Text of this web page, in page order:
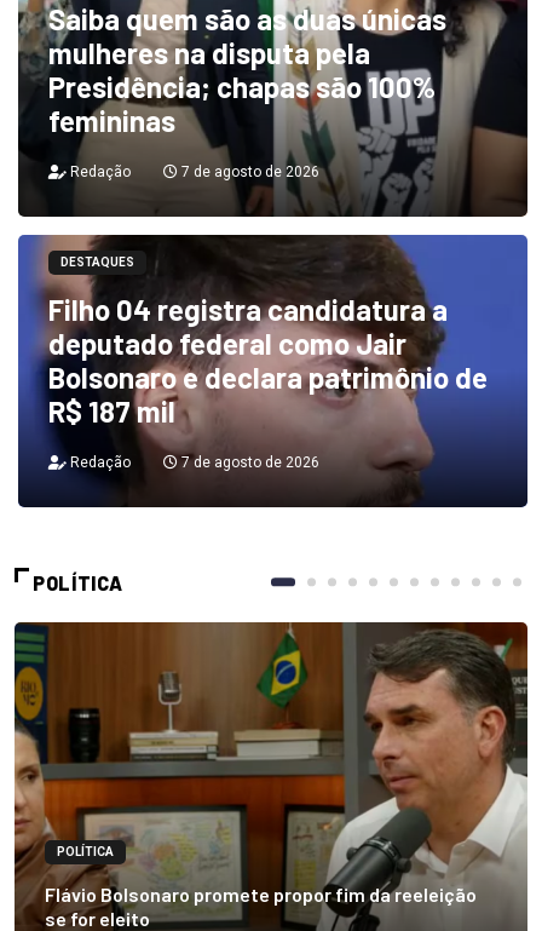
Saiba quem são as duas únicas
mulheres na disputa pela
Presidência; chapas são 100%
femininas
Redação 7 de agosto de 2026
DESTAQUES
Filho 04 registra candidatura a
deputado federal como Jair
Bolsonaro e declara patrimônio de
R$ 187 mil
Redação 7 de agosto de 2026
POLÍTICA
POLÍTICA
Flávio Bolsonaro promete propor fim da reeleição
se for eleito